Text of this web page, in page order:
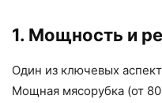
1. Мощность и
Один из ключевых
Мощная мясорубка (от